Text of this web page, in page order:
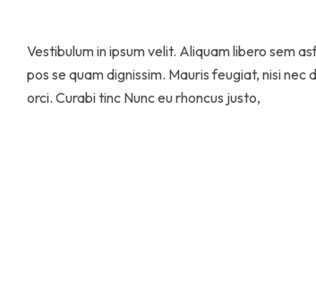
Vestibulum in ipsum velit. Aliquam libero sem
pos se quam dignissim. Mauris feugiat, nisi
orci. Curabi tinc Nunc eu rhoncus justo,